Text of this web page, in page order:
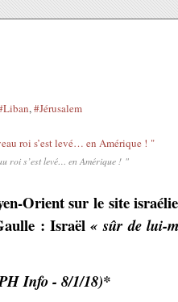
,#Jérusalem
roi s’est levé… en Amérique ! "
Orient sur le site
: Israël« sûr de lui-
Info - 8/1/18)*